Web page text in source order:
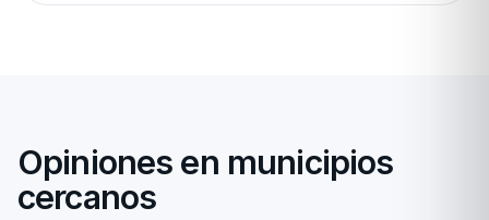
Opiniones en municipios
cercanos